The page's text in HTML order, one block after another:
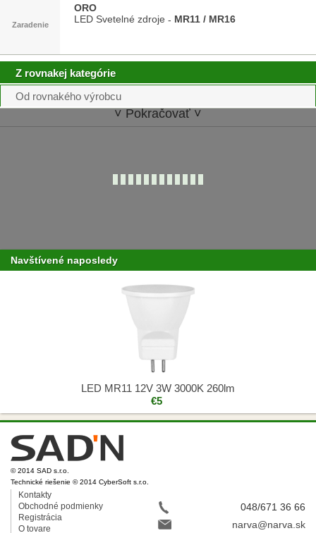
Zaradenie
ORO
LED Svetelné zdroje - MR11 / MR16
Z rovnakej kategórie
Od rovnakého výrobcu
˅ Pokračovať ˅
Navštívené naposledy
LED MR11 12V 3W 3000K 260lm
€5
© 2014 SAD s.r.o.
Technické riešenie © 2014 CyberSoft s.r.o.
Kontakty
Obchodné podmienky
Registrácia
O tovare
048/671 36 66
narva@narva.sk